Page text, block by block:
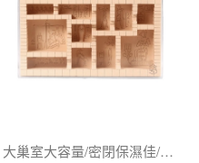
大巢室大容量/密閉保濕佳/純手刻巢室壁畫